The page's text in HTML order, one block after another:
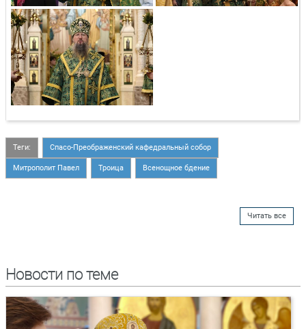
Теги: Спасо-Преображенский кафедральный собор
Митрополит Павел Троица Всенощное бдение
Читать все
Новости по теме